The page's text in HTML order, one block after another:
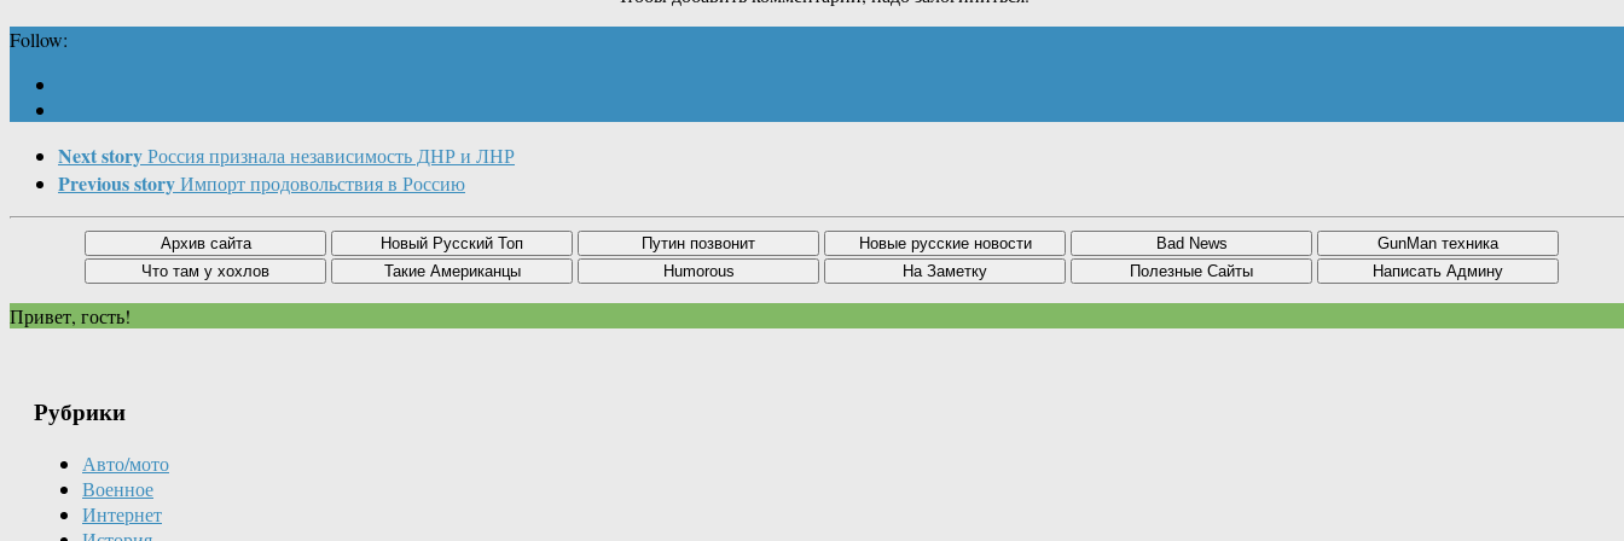
Follow:
Next storyРоссия признала независимость ДНР и ЛНР
Previous storyИмпорт продовольствия в Россию
Привет, гость!
Рубрики
Авто/мото
Военное
Интернет